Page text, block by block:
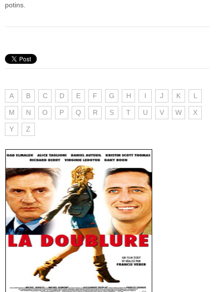
potins.
A B C D E F G H I J K L
M N O P Q R S T U V W X
Y Z